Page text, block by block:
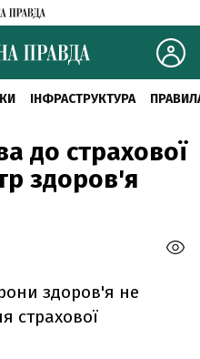
ІНФРАСТРУКТУРА
до страхової
здоров'я
здоров'я не
страхової